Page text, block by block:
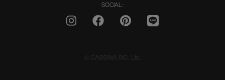
SOCIAL :
© CASSINA IXC. Ltd.